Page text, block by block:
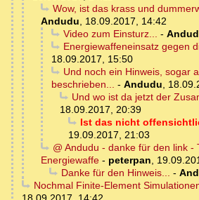
Wow, ist das krass und
Andudu, 18.09.2017, 14:42
Video zum Einsturz... -
Energiewaffeneinsatz gegen
18.09.2017, 15:50
Und noch ein Hinweis, sogar
beschrieben... - Andudu,
Und wo ist da jetzt der
18.09.2017, 20:39
Ist das nicht
19.09.2017, 21:03
@ Andudu - danke für den link -
Energiewaffe - peterpan,
Danke für den Hinweis... -
Nochmal Finite-Element